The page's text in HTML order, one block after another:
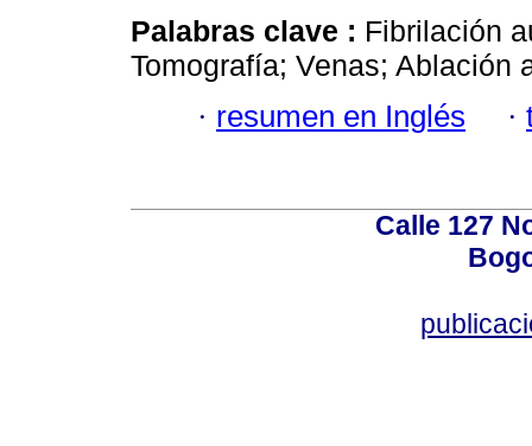
Palabras clave : Fibrilación
Tomografía; Venas; Ablación
· resumen en Inglés ·
Calle 127